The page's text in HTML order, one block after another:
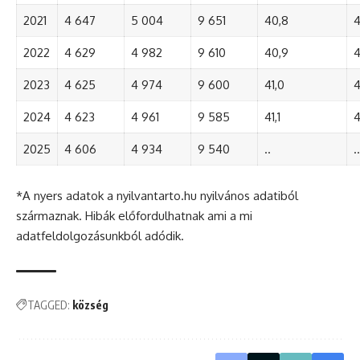
2021 4 647 5 004 9 651 40,8
2022 4 629 4 982 9 610 40,9
2023 4 625 4 974 9 600 41,0
2024 4 623 4 961 9 585 41,1
2025 4 606 4 934 9 540 .. ..
*A nyers adatok a nyilvantarto.hu nyilvános adatiból
származnak. Hibák előfordulhatnak ami a mi
adatfeldolgozásunkból adódik.
TAGGED: község